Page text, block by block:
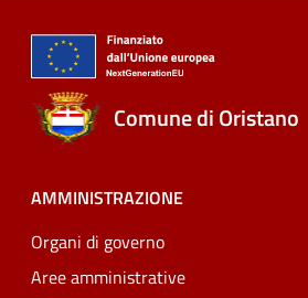
Comune di Oristano
AMMINISTRAZIONE
Organi di governo
Aree amministrative